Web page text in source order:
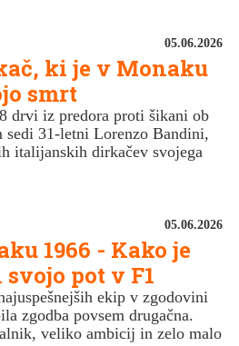
05.06.2026
ki je v Monaku
smrt
drvi iz predora proti šikani ob
sedi 31-letni Lorenzo Bandini,
italijanskih dirkačev svojega
05.06.2026
1966 - Kako je
pot v F1
ekip v zgodovini
zgodba povsem drugačna.
veliko ambicij in zelo malo